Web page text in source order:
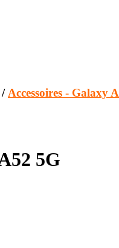
/ Accessoires - Galaxy A
5G